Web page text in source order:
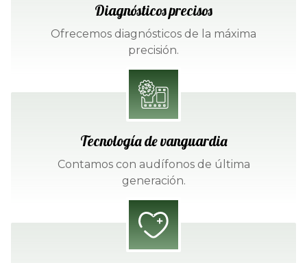
Diagnósticos precisos
Ofrecemos diagnósticos de la máxima
precisión.
Tecnología de vanguardia
Contamos con audífonos de última
generación.